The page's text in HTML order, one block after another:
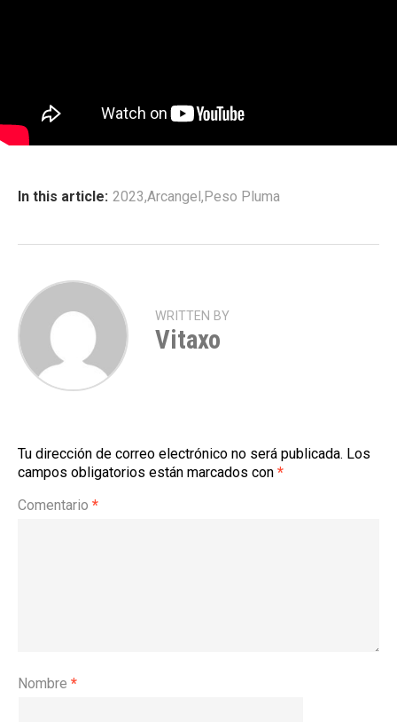
In this article: 2023,Arcangel,Peso Pluma
WRITTEN BY
Vitaxo
Tu dirección de correo electrónico no será publicada. Los
campos obligatorios están marcados con *
Comentario *
Nombre *